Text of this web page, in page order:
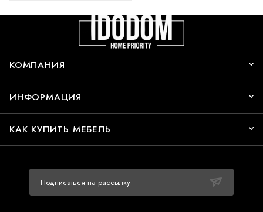
КОМПАНИЯ
ИНФОРМАЦИЯ
КАК КУПИТЬ МЕБЕЛЬ
Подписаться на рассылку